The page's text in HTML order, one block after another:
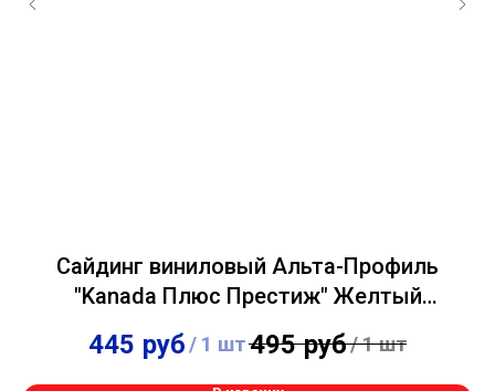
Сайдинг виниловый Альта-Профиль
"Kanada Плюс Престиж" Желтый
445 руб/ 1 шт495 руб/1 шт